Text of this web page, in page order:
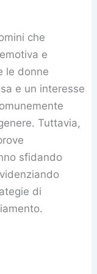
che
e
le donne
e un interesse
Tuttavia,
sfidando
di